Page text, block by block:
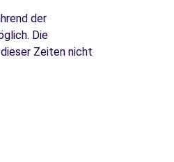
der
Die
Zeiten nicht